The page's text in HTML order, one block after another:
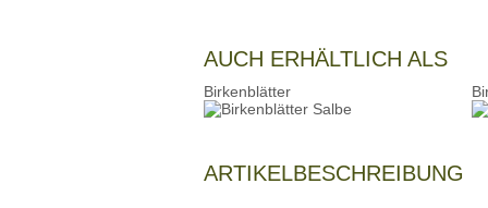
AUCH ERHÄLTLICH ALS
Birkenblätter
ARTIKELBESCHREIBUNG